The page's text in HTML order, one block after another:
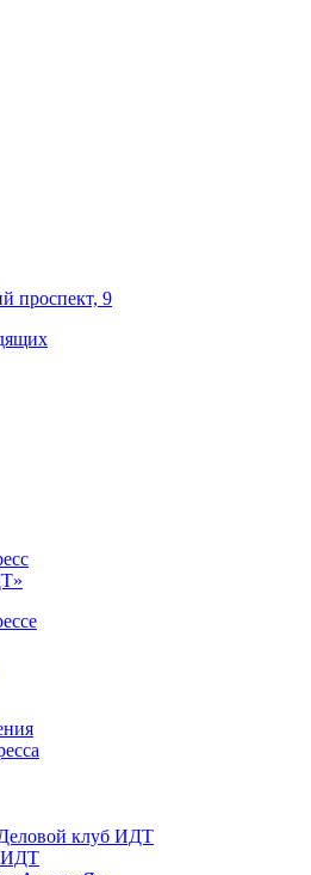
проспект, 9
клуб ИДТ
ИДТ